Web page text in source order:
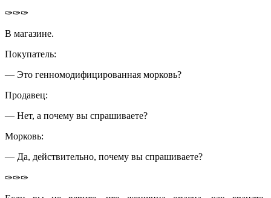
✑✑✑
В магазине.
Покупатель:
— Это генномодифицированная морковь?
Продавец:
— Нет, а почему вы спрашиваете?
Морковь:
— Да, действительно, почему вы спрашиваете?
✑✑✑